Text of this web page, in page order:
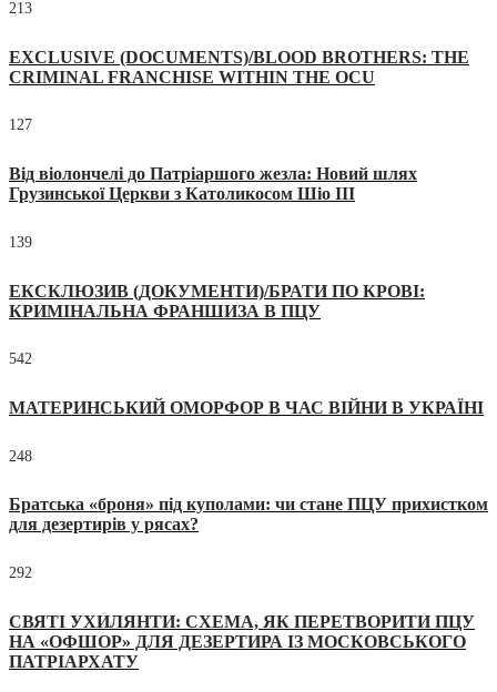
213
EXCLUSIVE (DOCUMENTS)/BLOOD BROTHERS: THE
CRIMINAL FRANCHISE WITHIN THE OCU
127
Від віолончелі до Патріаршого жезла: Новий шлях
Грузинської Церкви з Католикосом Шіо III
139
ЕКСКЛЮЗИВ (ДОКУМЕНТИ)/БРАТИ ПО КРОВІ:
КРИМІНАЛЬНА ФРАНШИЗА В ПЦУ
542
МАТЕРИНСЬКИЙ ОМОРФОР В ЧАС ВІЙНИ В УКРАЇНІ
248
Братська «броня» під куполами: чи стане ПЦУ прихистком
для дезертирів у рясах?
292
СВЯТІ УХИЛЯНТИ: СХЕМА, ЯК ПЕРЕТВОРИТИ ПЦУ
НА «ОФШОР» ДЛЯ ДЕЗЕРТИРА ІЗ МОСКОВСЬКОГО
ПАТРІАРХАТУ